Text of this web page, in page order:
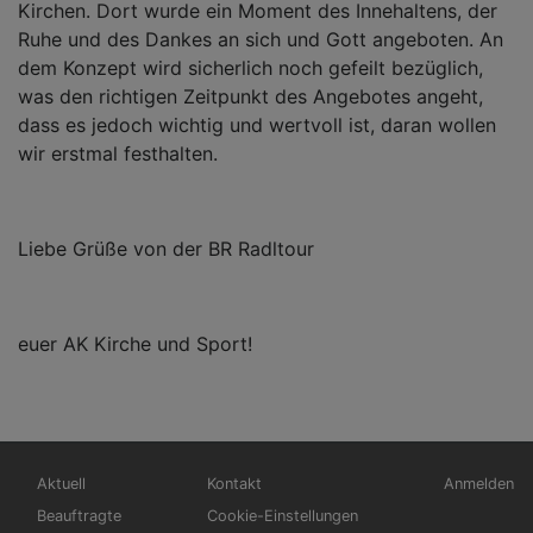
Kirchen. Dort wurde ein Moment des Innehaltens, der
Ruhe und des Dankes an sich und Gott angeboten. An
dem Konzept wird sicherlich noch gefeilt bezüglich,
was den richtigen Zeitpunkt des Angebotes angeht,
dass es jedoch wichtig und wertvoll ist, daran wollen
wir erstmal festhalten.
Liebe Grüße von der BR Radltour
euer AK Kirche und Sport!
Hauptnavigation
Aktuell
Beauftragte
Fußbereichsmenü
Kontakt
Cookie-Einstellungen
Anmelden